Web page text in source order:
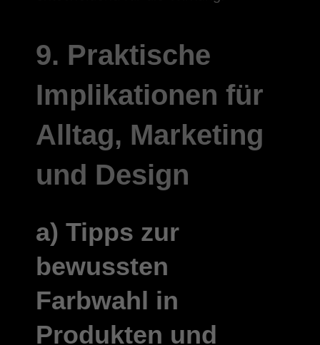
9. Praktische
Implikationen für
Alltag, Marketing
und Design
a) Tipps zur
bewussten
Farbwahl in
Produkten und